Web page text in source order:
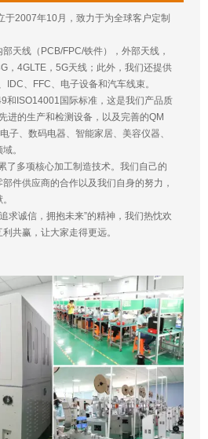
于2007年10月，致力于为全球客户定制
天线（PCB/FPC/铁件），外部天线，
，4GLTE，5G天线；此外，我们还提供
IDC、FFC、电子设备和汽车线束。
和ISO14001国际标准，这是我们产品质
进的生产和检测设备，以及完善的QM
子、数码电器、智能家居、美容仪器、
。
了多项核心加工制造技术。我们自己的
件供应商的合作以及我们自身的努力，
求诚信，拥抱未来”的精神，我们热忱欢
共赢，让大家走得更远。